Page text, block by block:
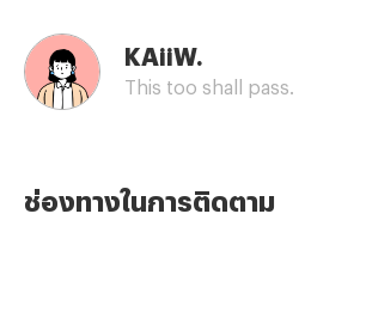
KAiiW.
This too shall pass.
ช่องทางในการติดตาม